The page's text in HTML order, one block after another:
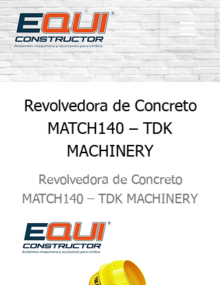
Revolvedora de Concreto
MATCH140 – TDK
MACHINERY
Revolvedora de Concreto
MATCH140 – TDK MACHINERY